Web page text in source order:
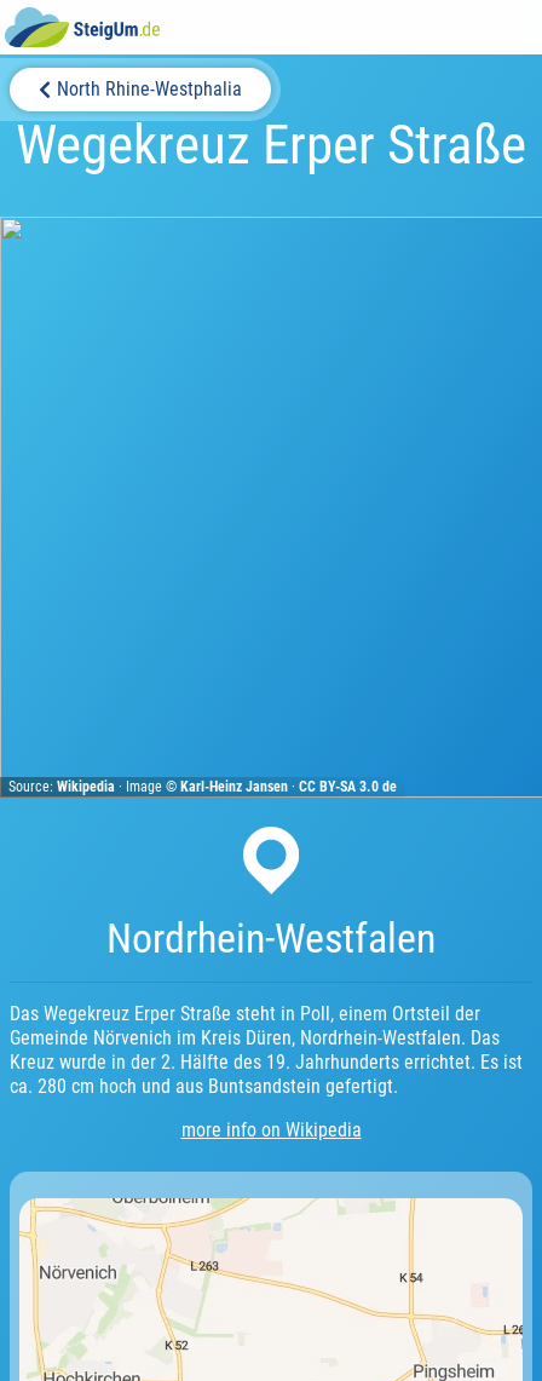
North Rhine-Westphalia
Wegekreuz Erper Straße
Source:Wikipedia · Image ©Karl-Heinz Jansen ·CC BY-SA 3.0 de
Nordrhein-Westfalen
Das Wegekreuz Erper Straße steht in Poll, einem Ortsteil der
Gemeinde Nörvenich im Kreis Düren, Nordrhein-Westfalen. Das
Kreuz wurde in der 2. Hälfte des 19. Jahrhunderts errichtet. Es ist
ca. 280 cm hoch und aus Buntsandstein gefertigt.
more info on Wikipedia